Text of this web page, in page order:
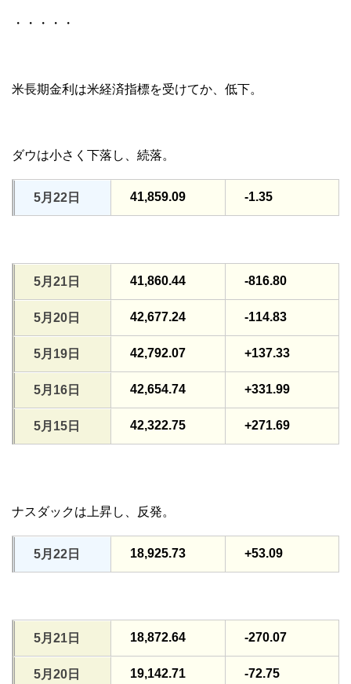
・・・・・
米長期金利は米経済指標を受けてか、低下。
ダウは小さく下落し、続落。
5月22日 41,859.09 -1.35
5月21日 41,860.44 -816.80
5月20日 42,677.24 -114.83
5月19日 42,792.07 +137.33
5月16日 42,654.74 +331.99
5月15日 42,322.75 +271.69
ナスダックは上昇し、反発。
5月22日 18,925.73 +53.09
5月21日 18,872.64 -270.07
5月20日 19,142.71 -72.75